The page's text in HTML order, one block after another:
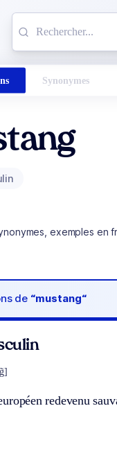
Synonymes
exemples en
de “mustang“
redevenu